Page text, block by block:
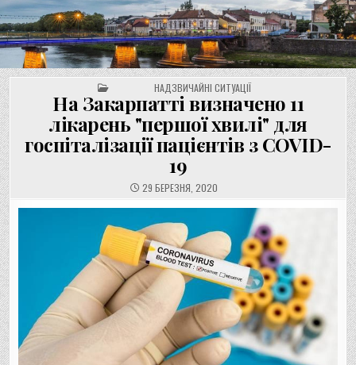
Перейти
до
вмісту
UNGVAR.UZ.UA
POSTED INНАДЗВИЧАЙНІ СИТУАЦІЇ
На Закарпатті визначено 11
лікарень "першої хвилі" для
госпіталізації пацієнтів з COVID-
19
29 БЕРЕЗНЯ, 2020